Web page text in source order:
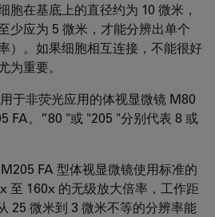
胞在基底上的直径约为 10 微米，
少应为 5 微米，才能分辨出单个
）。如果细胞相互连接，不能很好
为重要。
于非荧光应用的体视显微镜 M80
FA。”80 "或 "205 "分别代表 8 或
FA 型体视显微镜使用标准的
至 160x 的无级放大倍率，工作距
25 微米到 3 微米不等的分辨率能